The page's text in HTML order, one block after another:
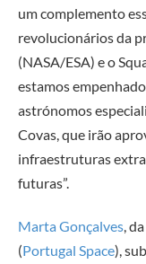
um complemento
revolucionários da
(NASA/ESA) e o
estamos
astrónomos
Covas, que irão
infraestruturas
futuras”.
Marta Gonçalves ,
(Portugal Space),